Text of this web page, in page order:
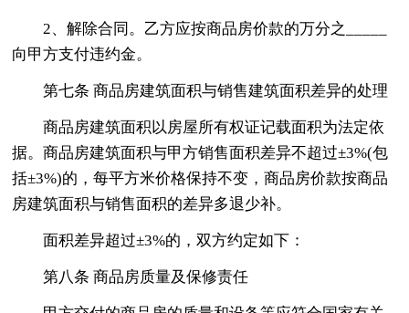
2、解除合同。乙方应按商品房价款的万分之_____
向甲方支付违约金。
第七条 商品房建筑面积与销售建筑面积差异的处理
商品房建筑面积以房屋所有权证记载面积为法定依
据。商品房建筑面积与甲方销售面积差异不超过±3%(包
括±3%)的，每平方米价格保持不变，商品房价款按商品
房建筑面积与销售面积的差异多退少补。
面积差异超过±3%的，双方约定如下：
第八条 商品房质量及保修责任